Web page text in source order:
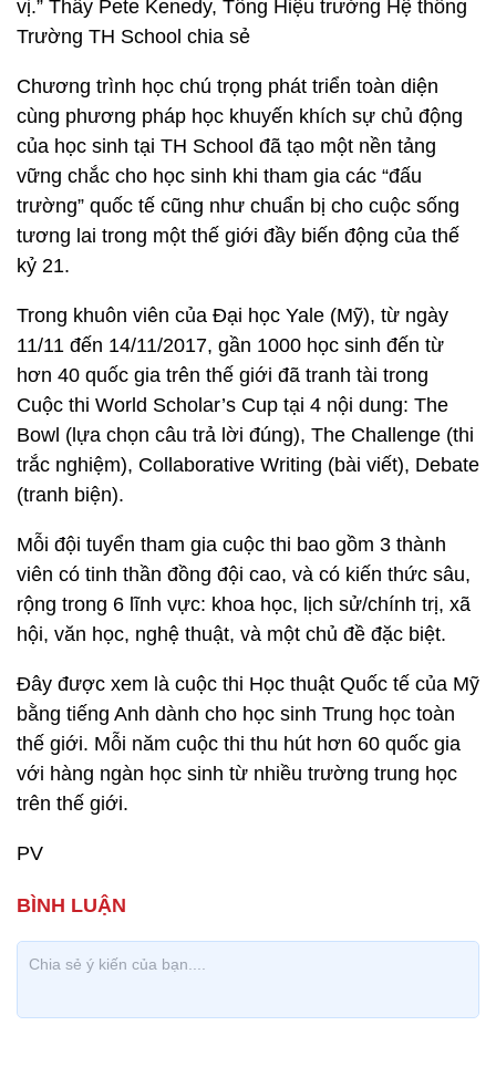
vị.” Thầy Pete Kenedy, Tổng Hiệu trưởng Hệ thống
Trường TH School chia sẻ
Chương trình học chú trọng phát triển toàn diện
cùng phương pháp học khuyến khích sự chủ động
của học sinh tại TH School đã tạo một nền tảng
vững chắc cho học sinh khi tham gia các “đấu
trường” quốc tế cũng như chuẩn bị cho cuộc sống
tương lai trong một thế giới đầy biến động của thế
kỷ 21.
Trong khuôn viên của Đại học Yale (Mỹ), từ ngày
11/11 đến 14/11/2017, gần 1000 học sinh đến từ
hơn 40 quốc gia trên thế giới đã tranh tài trong
Cuộc thi World Scholar’s Cup tại 4 nội dung: The
Bowl (lựa chọn câu trả lời đúng), The Challenge (thi
trắc nghiệm), Collaborative Writing (bài viết), Debate
(tranh biện).
Mỗi đội tuyển tham gia cuộc thi bao gồm 3 thành
viên có tinh thần đồng đội cao, và có kiến thức sâu,
rộng trong 6 lĩnh vực: khoa học, lịch sử/chính trị, xã
hội, văn học, nghệ thuật, và một chủ đề đặc biệt.
Đây được xem là cuộc thi Học thuật Quốc tế của Mỹ
bằng tiếng Anh dành cho học sinh Trung học toàn
thế giới. Mỗi năm cuộc thi thu hút hơn 60 quốc gia
với hàng ngàn học sinh từ nhiều trường trung học
trên thế giới.
PV